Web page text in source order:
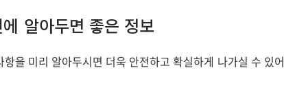
알아두면 좋은 정보
을 미리 알아두시면 더욱 안전하고 확실하게 나가실 수 있어